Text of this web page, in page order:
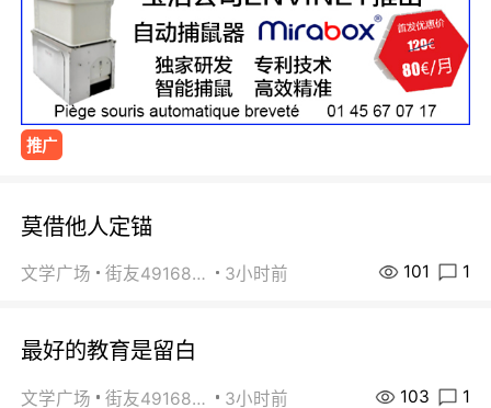
推广
莫借他人定锚
文学广场 街友49168527 3小时前 101 1
最好的教育是留白
文学广场 街友49168527 3小时前 103 1